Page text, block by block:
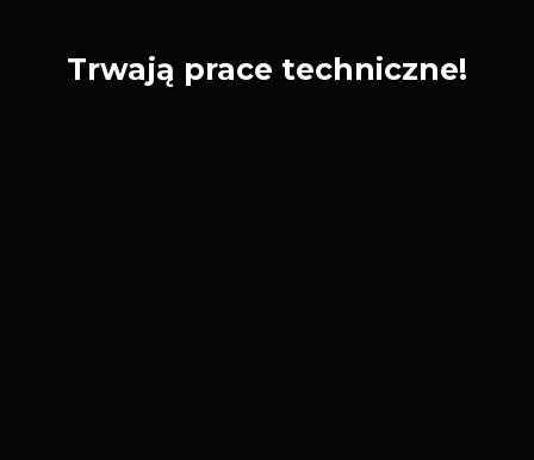
Trwają prace techniczne!